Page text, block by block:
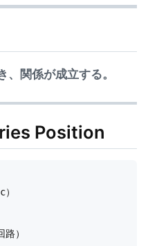
関係が成立する。
Position